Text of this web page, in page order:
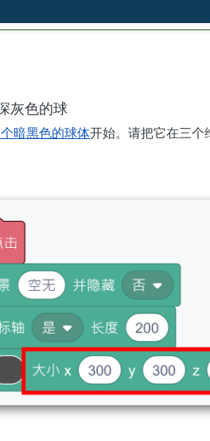
灰色的球
暗黑色的球体开始。请把它在三